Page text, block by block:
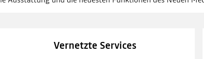
Vernetzte Services